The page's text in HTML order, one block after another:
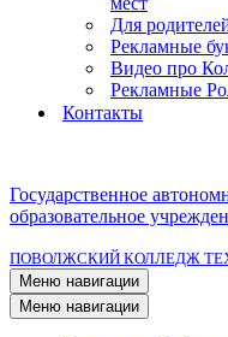
Для
Рекламные
Видео про
Рекламные
Контакты
Государственное
образовательное
ПОВОЛЖСКИЙ КОЛЛЕДЖ
Меню навигации
Меню навигации